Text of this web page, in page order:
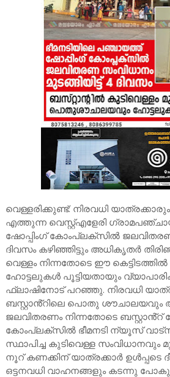
വെള്ളരിക്കുണ്ട്: നിരവധി
എത്തുന്ന വെസ്റ്റ്എളേരി
ഷോപ്പിംഗ് കോംപ്ലക്സിൽ
ദിവസം കഴിഞ്ഞിട്ടും അധികൃതർ
വെള്ളം നിന്നതോടെ ഈ കെട്ടിടത്തിൽ
ഹോട്ടലുകൾ പൂട്ടിയതായും
ഫ്ലാഷിനോട് പറഞ്ഞു. നിരവധി
ബസ്റ്റാൻ്റിലെ പൊതു ശൗചാലയവും
ജലവിതരണം നിന്നതോടെ ബസ്റ്റാൻ്റ്
കോംപ്ലക്സിൽ ഭീമനടി ന്യൂസ്
സ്ഥാപിച്ച കുടിവെള്ള സംവിധാനവും
നൂറ് കണക്കിന് യാത്രക്കാർ ഉൾപ്പടെ
ഒട്ടനവധി വാഹനങ്ങളും കടന്നു